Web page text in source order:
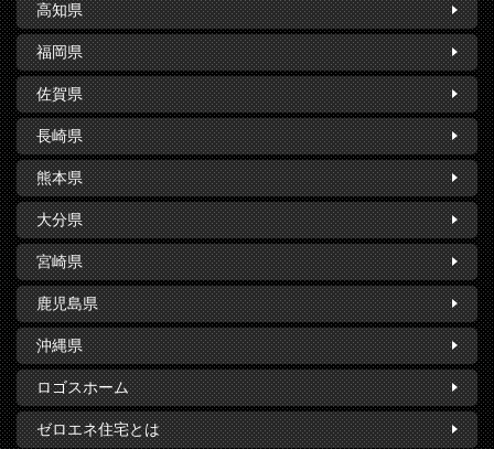
高知県
福岡県
佐賀県
長崎県
熊本県
大分県
宮崎県
鹿児島県
沖縄県
ロゴスホーム
ゼロエネ住宅とは